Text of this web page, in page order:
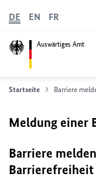
Auswärtiges Amt
DE EN FR
Startseite Barriere
Meldung einer
Barriere
Barrierefreiheit